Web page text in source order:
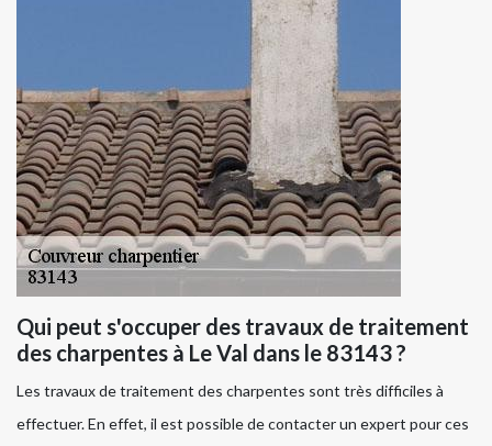
Qui peut s'occuper des travaux de traitement
des charpentes à Le Val dans le 83143 ?
Les travaux de traitement des charpentes sont très difficiles à
effectuer. En effet, il est possible de contacter un expert pour ces